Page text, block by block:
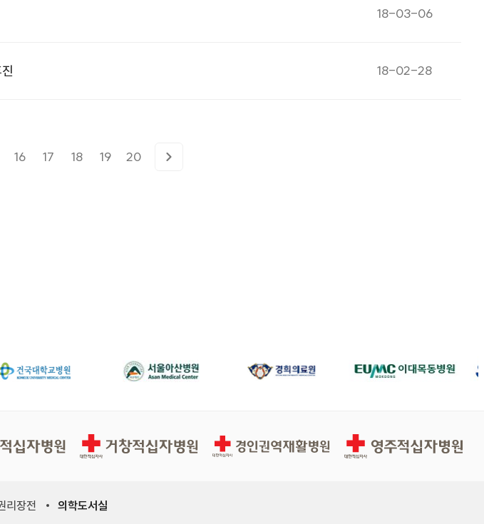
게시일자
18-03-06
게시일자
18-02-28
16 17 18 19 20
원 거창적십자병원 경인권역재활병원 영주적십자병원
리장전 의학도서실